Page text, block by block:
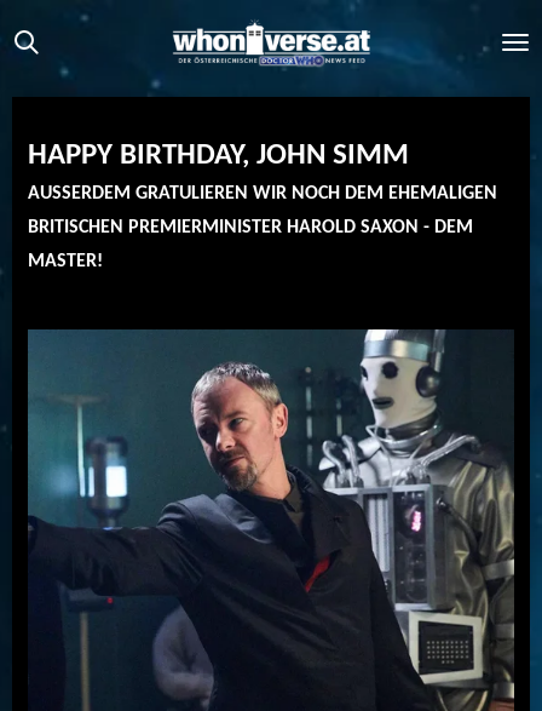
Zum
Hauptinhalt
springen
HAPPY BIRTHDAY, JOHN SIMM
AUSSERDEM GRATULIEREN WIR NOCH DEM EHEMALIGEN
BRITISCHEN PREMIERMINISTER HAROLD SAXON - DEM
MASTER!